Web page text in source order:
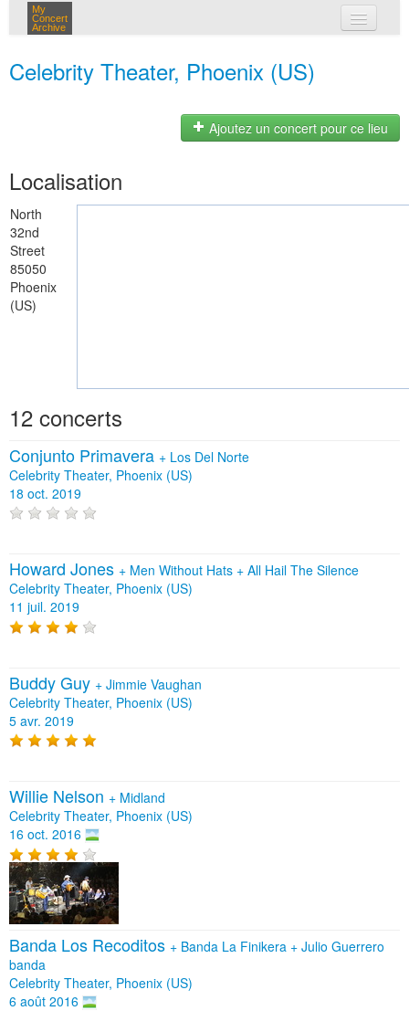
My
Concert
Archive
Celebrity Theater, Phoenix (US)
Ajoutez un concert pour ce lieu
Localisation
North
32nd
Street
85050
Phoenix
(US)
12 concerts
Conjunto Primavera + Los Del Norte
Celebrity Theater, Phoenix (US)
18 oct. 2019
Howard Jones + Men Without Hats + All Hail The Silence
Celebrity Theater, Phoenix (US)
11 juil. 2019
Buddy Guy + Jimmie Vaughan
Celebrity Theater, Phoenix (US)
5 avr. 2019
Willie Nelson + Midland
Celebrity Theater, Phoenix (US)
16 oct. 2016
Banda Los Recoditos + Banda La Finikera + Julio Guerrero
banda
Celebrity Theater, Phoenix (US)
6 août 2016